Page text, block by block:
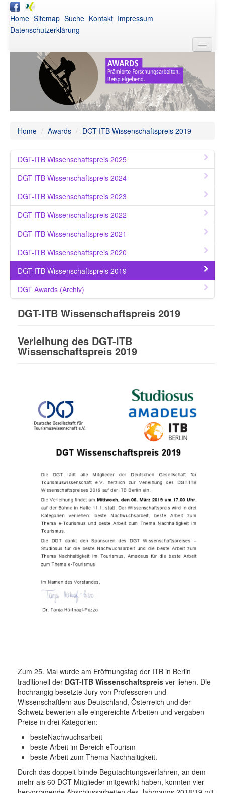
Home Sitemap Suche Kontakt Impressum
Datenschutzerklärung
DGT
Aktuelles
Awards
Veranstaltungen
Intern
Home / Awards / DGT-ITB Wissenschaftspreis 2019
DGT-ITB Wissenschaftspreis 2025
DGT-ITB Wissenschaftspreis 2024
DGT-ITB Wissenschaftspreis 2023
DGT-ITB Wissenschaftspreis 2022
DGT-ITB Wissenschaftspreis 2021
DGT-ITB Wissenschaftspreis 2020
DGT-ITB Wissenschaftspreis 2019
DGT Awards (Archiv)
DGT-ITB Wissenschaftspreis 2019
Verleihung des DGT-ITB
Wissenschaftspreis 2019
Zum 25. Mal wurde am Eröffnungstag der ITB in Berlin
traditionell der DGT-ITB Wissenschaftspreis ver-liehen. Die
hochrangig besetzte Jury von Professoren und
Wissenschaftlern aus Deutschland, Österreich und der
Schweiz bewerten alle eingereichte Arbeiten und vergaben
Preise in drei Kategorien:
besteNachwuchsarbeit
beste Arbeit im Bereich eTourism
beste Arbeit zum Thema Nachhaltigkeit.
Durch das doppelt-blinde Begutachtungsverfahren, an dem
mehr als 60 DGT-Mitglieder mitgewirkt haben, konnten vier